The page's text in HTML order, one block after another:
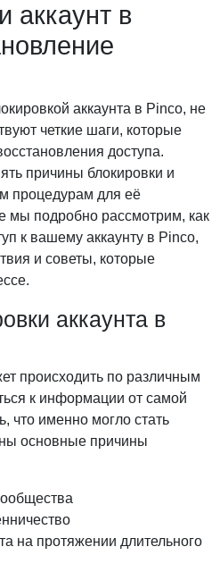
аккаунт в
аккаунта в Pinco, не
четкие шаги, которые
доступа.
причины блокировки и
процедурам для её
мы подробно рассмотрим, как
к вашему аккаунту в Pinco,
и советы, которые
аккаунта в
происходить по различным
к информации от самой
что именно могло стать
основные причины
на протяжении длительного